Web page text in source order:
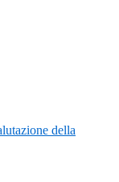
della